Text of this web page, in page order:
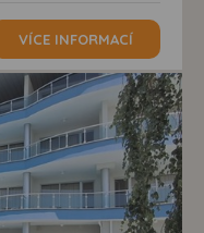
VÍCE INFORMACÍ